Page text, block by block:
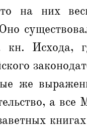
на них
Исхода,
же
а